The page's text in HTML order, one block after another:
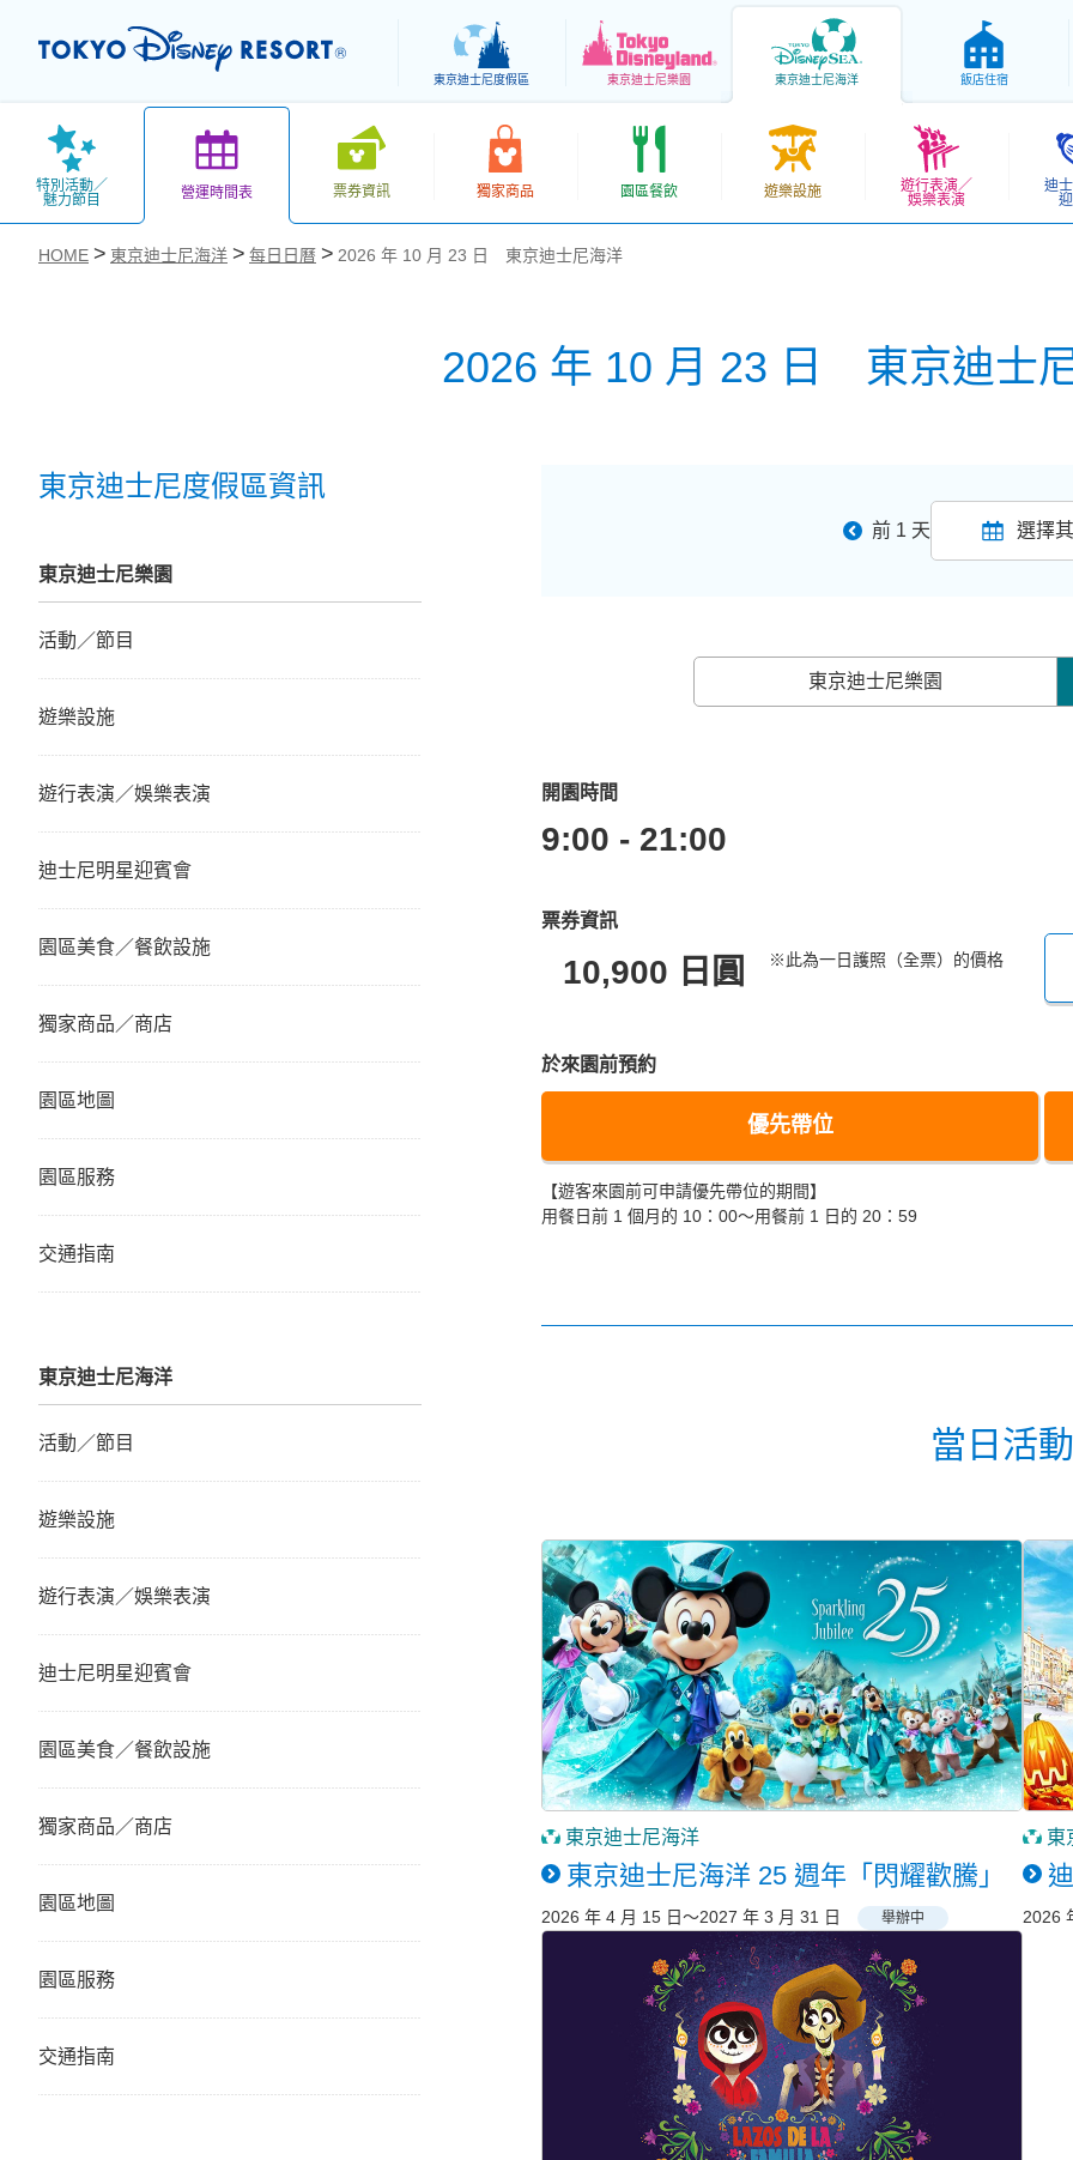
東京迪士尼度假區 東京迪士尼樂園 東京迪士尼海洋 飯店住宿
特別活動／
魅力節目
營運時間表 票券資訊 獨家商品 園區餐飲 遊樂設施
遊行表演／
娛樂表演
迪
HOME 東京迪士尼海洋 每日日曆 2026 年 10 月 23 日 東京迪士尼海洋
2026 年 10 月 23 日 東京迪士
前 1 天 選擇
東京迪士尼樂園
開園時間
9:00 - 21:00
票券資訊
10,900 日圓 ※此為一日護照（全票）的價格
於來園前預約
優先帶位
【遊客來園前可申請優先帶位的期間】
用餐日前 1 個月的 10：00～用餐前 1 日的 20：59
當日活
東京迪士尼海洋
東京迪士尼海洋 25 週年「閃耀歡騰」
2026 年 4 月 15 日～2027 年 3 月 31 日 舉辦中
東
2026
東京迪士尼度假區資訊
東京迪士尼樂園
活動／節目
遊樂設施
遊行表演／娛樂表演
迪士尼明星迎賓會
園區美食／餐飲設施
獨家商品／商店
園區地圖
園區服務
交通指南
東京迪士尼海洋
活動／節目
遊樂設施
遊行表演／娛樂表演
迪士尼明星迎賓會
園區美食／餐飲設施
獨家商品／商店
園區地圖
園區服務
交通指南